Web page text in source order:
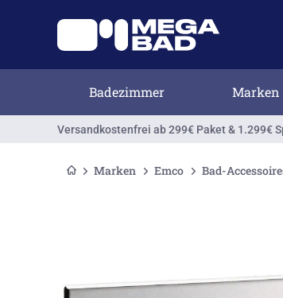
Badezimmer Marken
Versandkostenfrei ab 299€ Paket & 1.299€
Marken Emco Bad-